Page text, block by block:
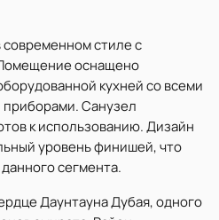
стиле с
оснащено
кухней со всеми
Санузел
к использованию. Дизайн
уровень финишей, что
сегмента.
Даунтауна Дубая, одного